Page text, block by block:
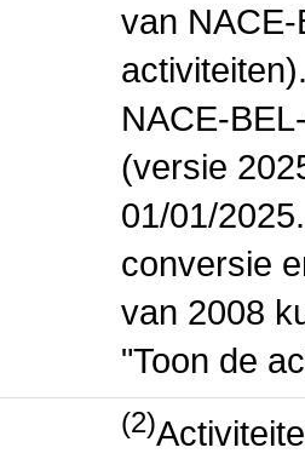
van
NACE-
(versie
01/01/
conversie
van 2008
"Toon de
(2)